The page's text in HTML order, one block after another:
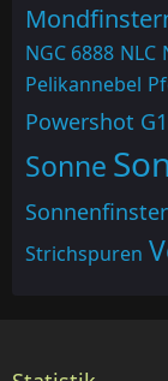
NGC 6888 NLC
Pelikannebel
Powershot
Sonne
Strichspuren